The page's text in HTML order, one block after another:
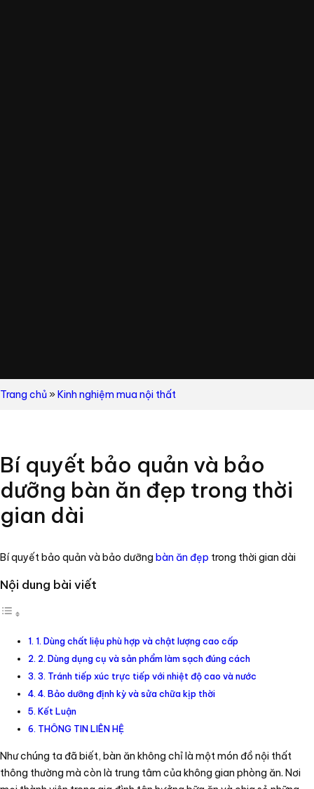
Trang chủ » Kinh nghiệm mua nội thất
Bí quyết bảo quản và bảo
dưỡng bàn ăn đẹp trong thời
gian dài
Bí quyết bảo quản và bảo dưỡng bàn ăn đẹp trong thời gian dài
Nội dung bài viết
1. Dùng chất liệu phù hợp và chật lượng cao cấp
2. Dùng dụng cụ và sản phẩm làm sạch đúng cách
3. Tránh tiếp xúc trực tiếp với nhiệt độ cao và nước
4. Bảo dưỡng định kỳ và sửa chữa kịp thời
Kết Luận
THÔNG TIN LIÊN HỆ
Như chúng ta đã biết, bàn ăn không chỉ là một món đồ nội thất
thông thường mà còn là trung tâm của không gian phòng ăn. Nơi